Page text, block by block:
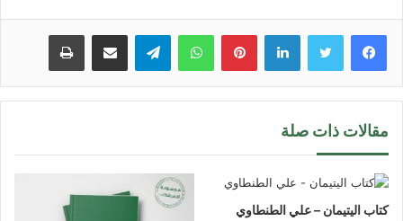
لينكدإن بينتيريستواتساب تيلقرام مشاركة عبر البريد طباعة
مقالات ذات صلة
كتاب اليتيمان – علي الطنطاوي